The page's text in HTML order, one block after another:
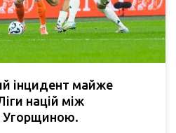
інцидент майже
націй між
Угорщиною.